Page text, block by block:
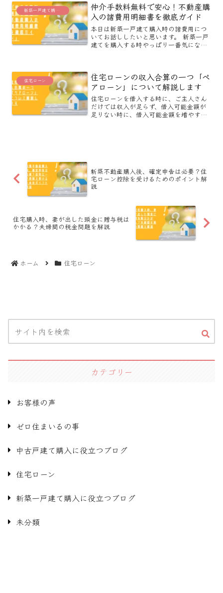
たら正しいかもしれません。残念...
新築一戸建て購入に役立つブログ
仲介手数料無料で安心！不動産購
入の諸費用明細書を徹底ガイド
本日は新築一戸建て購入時の諸費用につ
いてお話ししたいと思います。 新築一戸
建てを購入する時やっぱり一番気になる
たなた持っているその諸...
住宅ローン
住宅ローンの収入合算の一つ「ペ
アローン」について解説します
住宅ローンを借入する時に、ご主人さん
だけでは収入が足らず、借入可能金額が
足りない時に、借入可能金額を増やす方
新築不動産購入後、確定申告は必要？住
宅ローン控除を受けるためのポイント解
説
住宅購入時、妻が出した頭金に贈与税は
かかる？夫婦間の税金問題を解説
ホーム 住宅ローン
カテゴリー
お客様の声
ゼロ住まいるの事
中古戸建て購入に役立つブログ
住宅ローン
新築一戸建て購入に役立つブログ
未分類